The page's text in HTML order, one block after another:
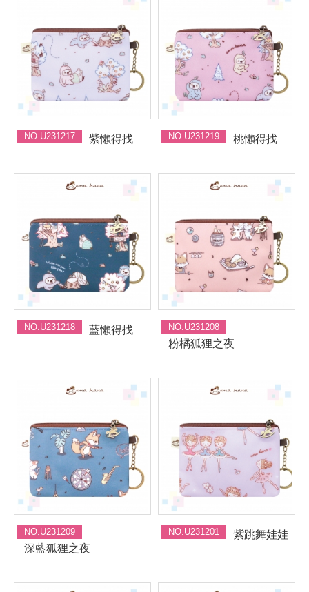
NO.U231217 紫懶得找 NO.U231219 桃懶得找
NO.U231218 藍懶得找 NO.U231208
粉橘狐狸之夜
NO.U231209
深藍狐狸之夜
NO.U231201 紫跳舞娃娃